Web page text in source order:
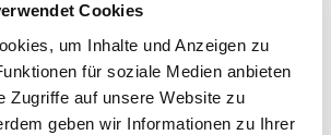
Cookies
um Inhalte und Anzeigen zu
für soziale Medien anbieten
Zugriffe auf unsere Website zu
geben wir Informationen zu Ihrer